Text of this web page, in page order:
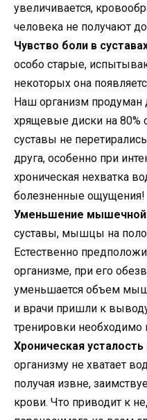
увеличивается,
человека не получают
Чувство боли в
особо старые,
некоторых она
Наш организм
хрящевые диски на 80%
суставы не
друга, особенно при
хроническая нехватка
болезненные ощущения!
Уменьшение
суставы, мышцы на
Естественно
организме, при его
уменьшается объем
и врачи пришли к
тренировки необходимо
Хроническая усталость
организму не хватает
получая извне,
крови. Что приводит к